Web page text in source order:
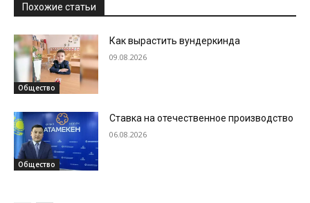
Похожие статьи
Общество
Как вырастить вундеркинда
09.08.2026
Общество
Ставка на отечественное производство
06.08.2026